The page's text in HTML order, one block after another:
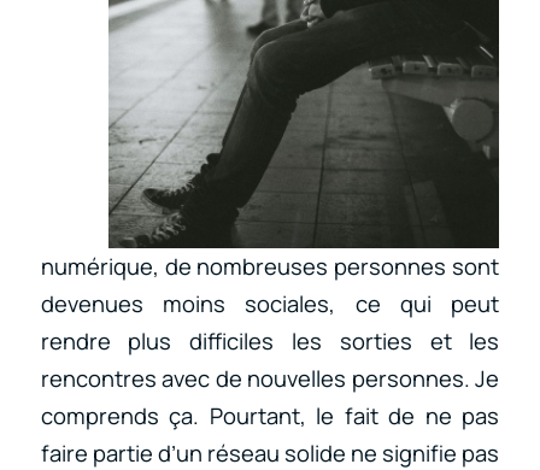
numérique, de nombreuses personnes sont
devenues moins sociales, ce qui peut
rendre plus difficiles les sorties et les
rencontres avec de nouvelles personnes. Je
comprends ça. Pourtant, le fait de ne pas
faire partie d’un réseau solide ne signifie pas